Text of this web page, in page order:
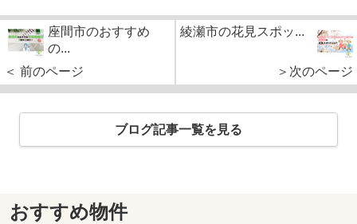
座間市のおすすめ
の...
＜ 前のページ
綾瀬市の花見スポッ...
＞次のページ
ブログ記事一覧を見る
おすすめ物件